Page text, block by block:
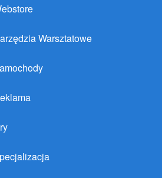
Warsztatowe